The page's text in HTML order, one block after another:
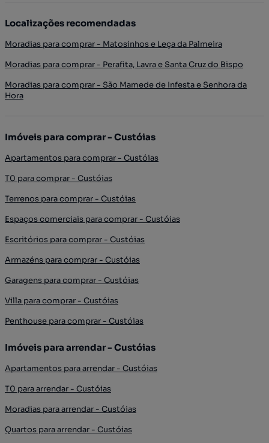
Localizações recomendadas
Moradias para comprar - Matosinhos e Leça da Palmeira
Moradias para comprar - Perafita, Lavra e Santa Cruz do Bispo
Moradias para comprar - São Mamede de Infesta e Senhora da
Hora
Imóveis para comprar - Custóias
Apartamentos para comprar - Custóias
T0 para comprar - Custóias
Terrenos para comprar - Custóias
Espaços comerciais para comprar - Custóias
Escritórios para comprar - Custóias
Armazéns para comprar - Custóias
Garagens para comprar - Custóias
Villa para comprar - Custóias
Penthouse para comprar - Custóias
Imóveis para arrendar - Custóias
Apartamentos para arrendar - Custóias
T0 para arrendar - Custóias
Moradias para arrendar - Custóias
Quartos para arrendar - Custóias